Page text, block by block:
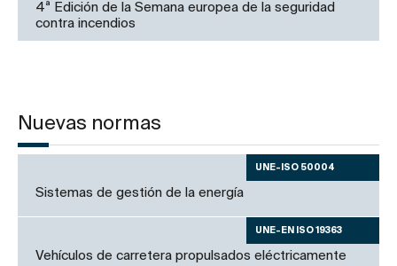
4ª Edición de la Semana europea de la seguridad
contra incendios
Nuevas normas
UNE-ISO 50004
Sistemas de gestión de la energía
UNE-EN ISO 19363
Vehículos de carretera propulsados eléctricamente